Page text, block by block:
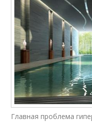
Главная проблема